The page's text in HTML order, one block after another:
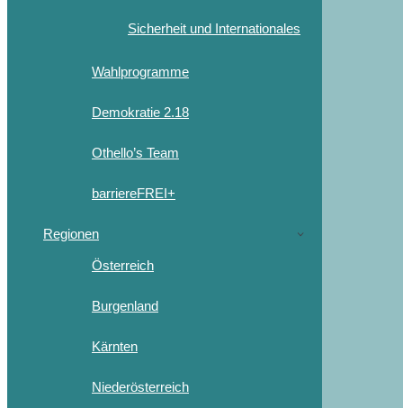
Sicherheit und Internationales
Wahlprogramme
Demokratie 2.18
Othello’s Team
barriereFREI+
Regionen
Österreich
Burgenland
Kärnten
Niederösterreich